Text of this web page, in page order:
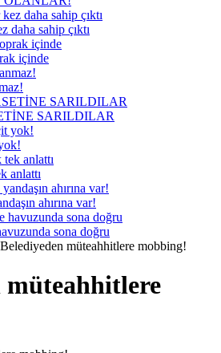
daha sahip çıktı
içinde
SARILDILAR
anlattı
ahırına var!
sona doğru
Belediyeden müteahhitlere mobbing!
müteahhitlere